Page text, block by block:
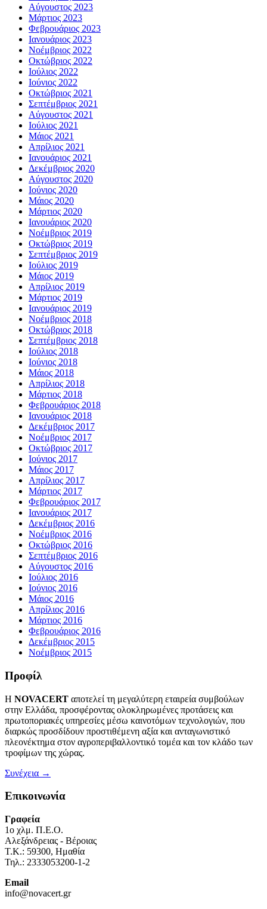
Αύγουστος 2023
Μάρτιος 2023
Φεβρουάριος 2023
Ιανουάριος 2023
Νοέμβριος 2022
Οκτώβριος 2022
Ιούλιος 2022
Ιούνιος 2022
Οκτώβριος 2021
Σεπτέμβριος 2021
Αύγουστος 2021
Ιούλιος 2021
Μάιος 2021
Απρίλιος 2021
Ιανουάριος 2021
Δεκέμβριος 2020
Αύγουστος 2020
Ιούνιος 2020
Μάιος 2020
Μάρτιος 2020
Ιανουάριος 2020
Νοέμβριος 2019
Οκτώβριος 2019
Σεπτέμβριος 2019
Ιούλιος 2019
Μάιος 2019
Απρίλιος 2019
Μάρτιος 2019
Ιανουάριος 2019
Νοέμβριος 2018
Οκτώβριος 2018
Σεπτέμβριος 2018
Ιούλιος 2018
Ιούνιος 2018
Μάιος 2018
Απρίλιος 2018
Μάρτιος 2018
Φεβρουάριος 2018
Ιανουάριος 2018
Δεκέμβριος 2017
Νοέμβριος 2017
Οκτώβριος 2017
Ιούνιος 2017
Μάιος 2017
Απρίλιος 2017
Μάρτιος 2017
Φεβρουάριος 2017
Ιανουάριος 2017
Δεκέμβριος 2016
Νοέμβριος 2016
Οκτώβριος 2016
Σεπτέμβριος 2016
Αύγουστος 2016
Ιούλιος 2016
Ιούνιος 2016
Μάιος 2016
Απρίλιος 2016
Μάρτιος 2016
Φεβρουάριος 2016
Δεκέμβριος 2015
Νοέμβριος 2015
Προφίλ
Η NOVACERT αποτελεί τη μεγαλύτερη εταιρεία συμβούλων
στην Ελλάδα, προσφέροντας ολοκληρωμένες προτάσεις και
πρωτοποριακές υπηρεσίες μέσω καινοτόμων τεχνολογιών, που
διαρκώς προσδίδουν προστιθέμενη αξία και ανταγωνιστικό
πλεονέκτημα στον αγροπεριβαλλοντικό τομέα και τον κλάδο των
τροφίμων της χώρας.
Συνέχεια →
Επικοινωνία
Γραφεία
1o χλμ. Π.Ε.Ο.
Αλεξάνδρειας - Βέροιας
Τ.Κ.: 59300, Ημαθία
Τηλ.: 2333053200-1-2
Email
info@novacert.gr